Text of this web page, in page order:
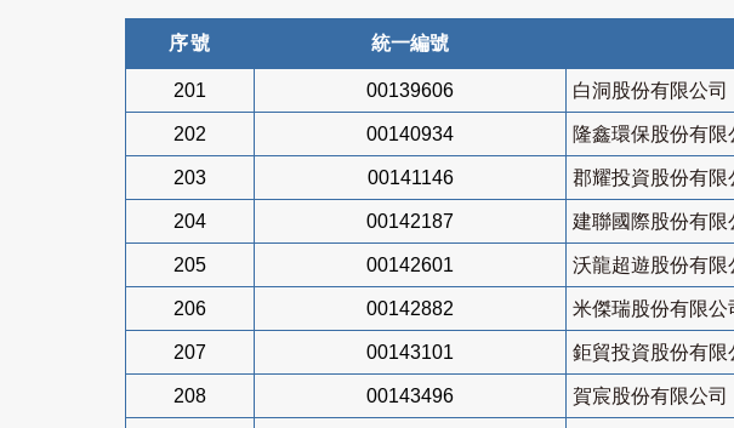
序號 統一編號
201 00139606 白洞股份有限公司
202 00140934 隆鑫環保股份有限
203 00141146 郡耀投資股份有限
204 00142187 建聯國際股份有限
205 00142601 沃龍超遊股份有限
206 00142882 米傑瑞股份有限公
207 00143101 鉅貿投資股份有限
208 00143496 賀宸股份有限公司